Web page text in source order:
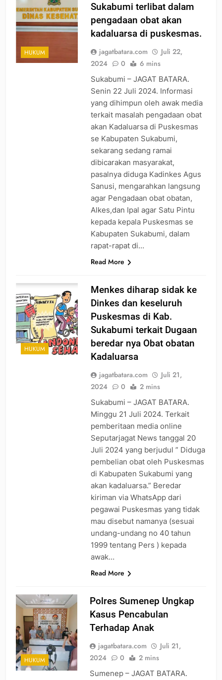
HUKUM
Sukabumi terlibat dalam
pengadaan obat akan
kadaluarsa di puskesmas.
jagatbatara.com
Juli 22,
2024
0 6 mins
Sukabumi – JAGAT BATARA.
Senin 22 Juli 2024. Informasi
yang dihimpun oleh awak media
terkait masalah pengadaan obat
akan Kadaluarsa di Puskesmas
se Kabupaten Sukabumi,
sekarang sedang ramai
dibicarakan masyarakat,
pasalnya diduga Kadinkes Agus
Sanusi, mengarahkan langsung
agar Pengadaan obat obatan,
Alkes,dan Ipal agar Satu Pintu
kepada kepala Puskesmas se
Kabupaten Sukabumi, dalam
rapat-rapat di…
Read More
HUKUM
Menkes diharap sidak ke
Dinkes dan keseluruh
Puskesmas di Kab.
Sukabumi terkait Dugaan
beredar nya Obat obatan
Kadaluarsa
jagatbatara.com
Juli 21,
2024
0 2 mins
Sukabumi – JAGAT BATARA.
Minggu 21 Juli 2024. Terkait
pemberitaan media online
Seputarjagat News tanggal 20
Juli 2024 yang berjudul ” Diduga
pembelian obat oleh Puskesmas
di Kabupaten Sukabumi yang
akan kadaluarsa.” Beredar
kiriman via WhatsApp dari
pegawai Puskesmas yang tidak
mau disebut namanya (sesuai
undang-undang no 40 tahun
1999 tentang Pers ) kepada
awak…
Read More
HUKUM
Polres Sumenep Ungkap
Kasus Pencabulan
Terhadap Anak
jagatbatara.com
Juli 21,
2024
0 2 mins
Sumenep – JAGAT BATARA.